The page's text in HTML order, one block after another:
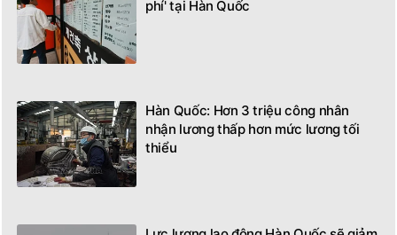
phí' tại Hàn Quốc
Hàn Quốc: Hơn 3 triệu công nhân
nhận lương thấp hơn mức lương tối
thiểu